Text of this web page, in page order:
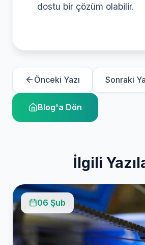
dostu bir çözüm olabilir.
Önceki Yazı Sonraki
Blog'a Dön
İlgili
06 Şub